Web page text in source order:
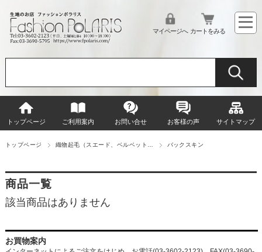
マイページへ カートをみる
トップページ ご利用案内 お問い合せ お客様の声 サイトマップ
トップページ 織物起毛（スエード、ベルベット… バックスキン
商品一覧
該当商品はありません
お買物案内